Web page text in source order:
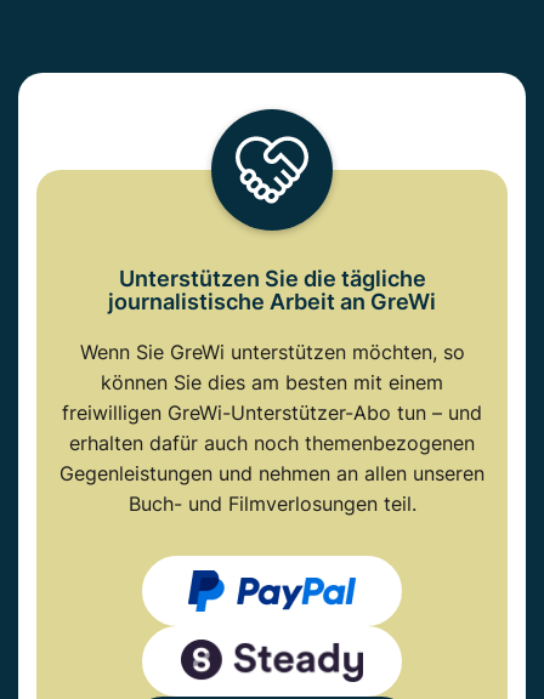
Unterstützen Sie die tägliche
journalistische Arbeit an GreWi
Wenn Sie GreWi unterstützen möchten, so
können Sie dies am besten mit einem
freiwilligen GreWi-Unterstützer-Abo tun – und
erhalten dafür auch noch themenbezogenen
Gegenleistungen und nehmen an allen unseren
Buch- und Filmverlosungen teil.